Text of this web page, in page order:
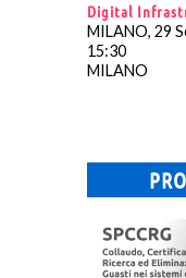
Digital
MILANO, 29
15:30
MILANO